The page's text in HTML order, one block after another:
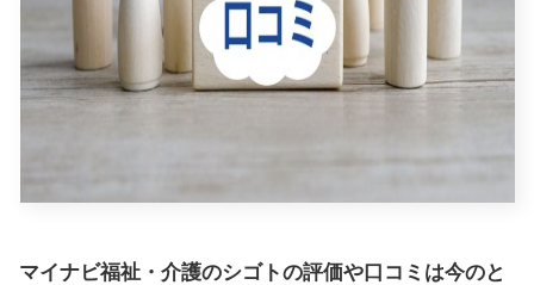
マイナビ福祉・介護のシゴトの評価や口コミは今のと